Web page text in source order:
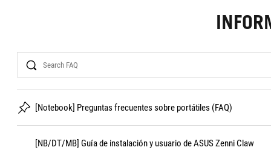
Search
[Notebook] Preguntas frecuentes sobre portátiles (FAQ)
[NB/DT/MB] Guía de instalación y usuario de ASUS Zenni Claw